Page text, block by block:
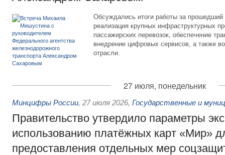
Обсуждались итоги работы за
реализация крупных инфраструктурных
пассажирских перевозок, обеспечение
внедрение цифровых сервисов, а также
отрасли.
27 июля, понедельник
Минцифры России, 27 июля 2026, Государственные и
Правительство утвердило параметры
использованию платёжных карт «Мир»
предоставления отдельных мер